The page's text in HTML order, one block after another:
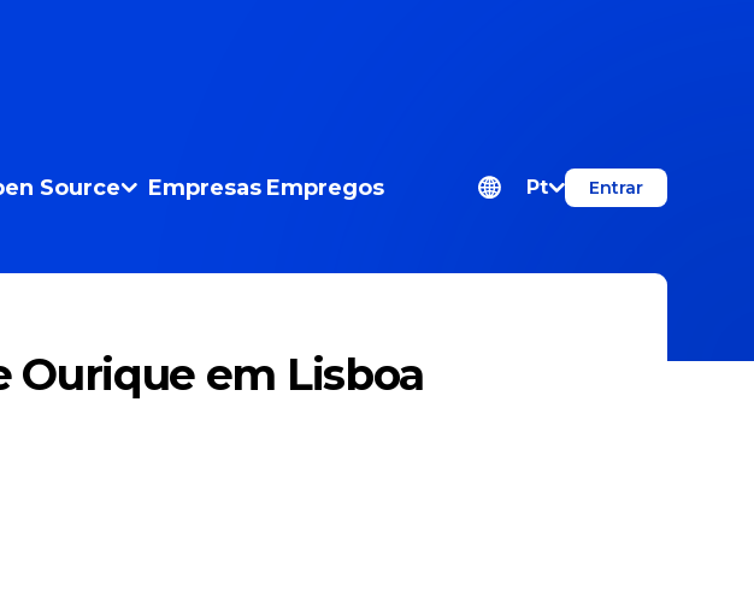
Source Empresas Empregos Pt Entrar
Ourique em Lisboa